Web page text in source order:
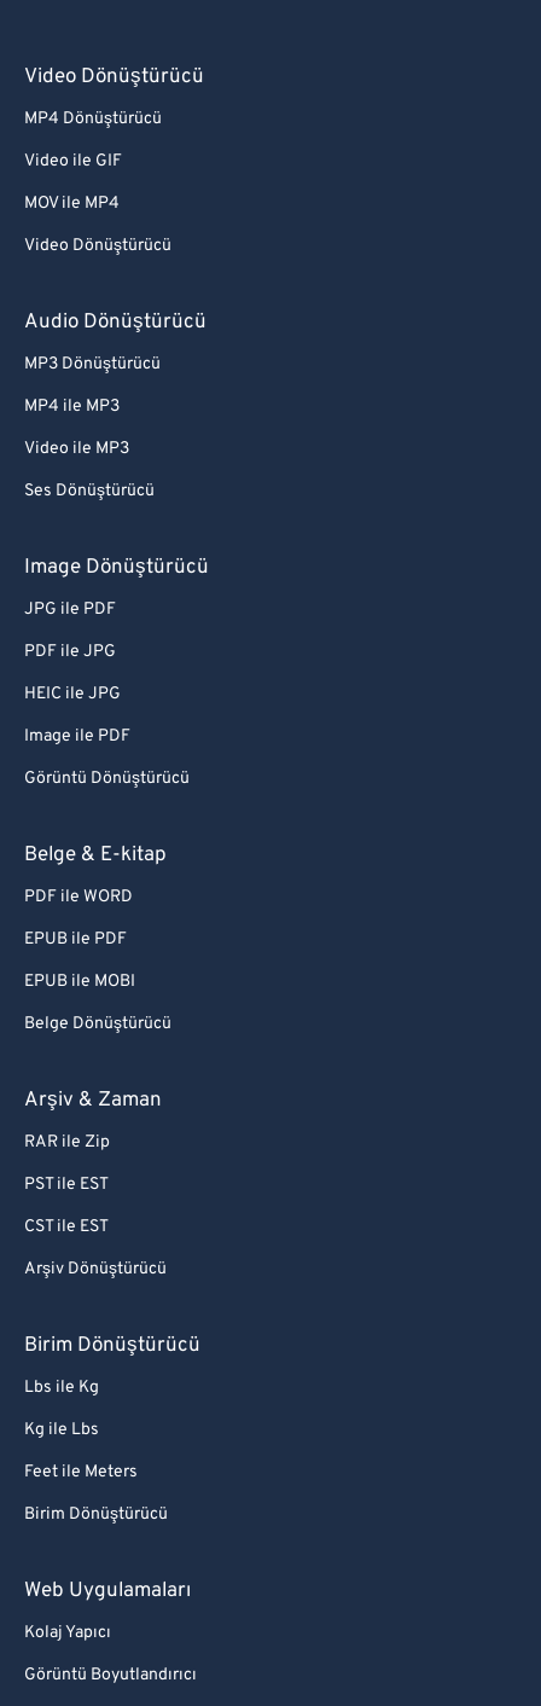
Video Dönüştürücü
MP4 Dönüştürücü
Video ile GIF
MOV ile MP4
Video Dönüştürücü
Audio Dönüştürücü
MP3 Dönüştürücü
MP4 ile MP3
Video ile MP3
Ses Dönüştürücü
Image Dönüştürücü
JPG ile PDF
PDF ile JPG
HEIC ile JPG
Image ile PDF
Görüntü Dönüştürücü
Belge & E-kitap
PDF ile WORD
EPUB ile PDF
EPUB ile MOBI
Belge Dönüştürücü
Arşiv & Zaman
RAR ile Zip
PST ile EST
CST ile EST
Arşiv Dönüştürücü
Birim Dönüştürücü
Lbs ile Kg
Kg ile Lbs
Feet ile Meters
Birim Dönüştürücü
Web Uygulamaları
Kolaj Yapıcı
Görüntü Boyutlandırıcı